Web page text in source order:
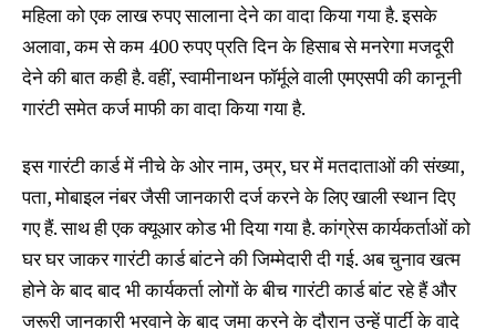
महिला को एक लाख रुपए सालाना देने का वादा किया गया है. इसके
अलावा, कम से कम 400 रुपए प्रति दिन के हिसाब से मनरेगा मजदूरी
देने की बात कही है. वहीं, स्वामीनाथन फॉर्मूले वाली एमएसपी की कानूनी
गारंटी समेत कर्ज माफी का वादा किया गया है.
इस गारंटी कार्ड में नीचे के ओर नाम, उम्र, घर में मतदाताओं की संख्या,
पता, मोबाइल नंबर जैसी जानकारी दर्ज करने के लिए खाली स्थान दिए
गए हैं. साथ ही एक क्यूआर कोड भी दिया गया है. कांग्रेस कार्यकर्ताओं को
घर घर जाकर गारंटी कार्ड बांटने की जिम्मेदारी दी गई. अब चुनाव खत्म
होने के बाद बाद भी कार्यकर्ता लोगों के बीच गारंटी कार्ड बांट रहे हैं और
जरूरी जानकारी भरवाने के बाद जमा करने के दौरान उन्हें पार्टी के वादे